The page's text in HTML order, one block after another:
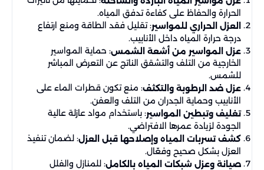
الحرارة والحفاظ على كفاءة تدفق المياه.
العزل الحراري للمواسير: تقليل فقد الطاقة ومنع ارتفاع
درجة حرارة المياه داخل الأنابيب.
عزل المواسير من أشعة الشمس: حماية المواسير
الخارجية من التلف والتشقق الناتج عن التعرض المباشر
للشمس.
عزل ضد الرطوبة والتكثف: منع تكون قطرات الماء على
الأنابيب وحماية الجدران من التلف والعفن.
تغليف وتبطين المواسير: باستخدام مواد عازلة عالية
الجودة لزيادة عمرها الافتراضي.
كشف تسربات المياه وإصلاحها قبل العزل: لضمان تنفيذ
العزل بشكل صحيح وفعّال.
صيانة وعزل شبكات المياه بالكامل: للمنازل والفلل